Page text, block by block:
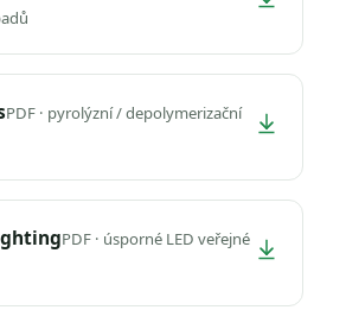
PDF · pyrolýzní / depolymerizační
PDF · úsporné LED veřejné